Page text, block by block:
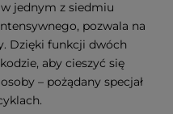
jednym z siedmiu
pozwala na
Dzięki funkcji dwóch
aby cieszyć się
– pożądany specjał